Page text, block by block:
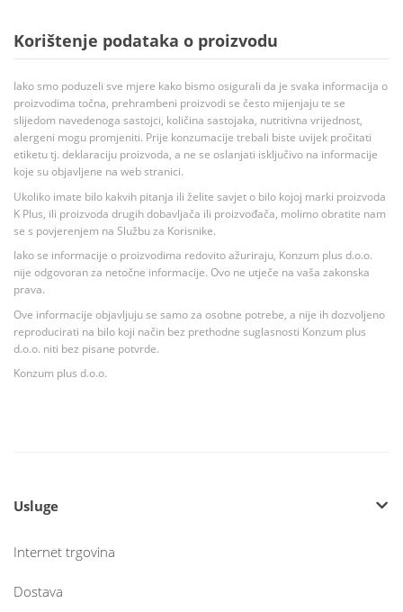
Korištenje podataka o proizvodu
Iako smo poduzeli sve mjere kako bismo osigurali da je svaka informacija o
proizvodima točna, prehrambeni proizvodi se često mijenjaju te se
slijedom navedenoga sastojci, količina sastojaka, nutritivna vrijednost,
alergeni mogu promjeniti. Prije konzumacije trebali biste uvijek pročitati
etiketu tj. deklaraciju proizvoda, a ne se oslanjati isključivo na informacije
koje su objavljene na web stranici.
Ukoliko imate bilo kakvih pitanja ili želite savjet o bilo kojoj marki proizvoda
K Plus, ili proizvoda drugih dobavljača ili proizvođača, molimo obratite nam
se s povjerenjem na Službu za Korisnike.
Iako se informacije o proizvodima redovito ažuriraju, Konzum plus d.o.o.
nije odgovoran za netočne informacije. Ovo ne utječe na vaša zakonska
prava.
Ove informacije objavljuju se samo za osobne potrebe, a nije ih dozvoljeno
reproducirati na bilo koji način bez prethodne suglasnosti Konzum plus
d.o.o. niti bez pisane potvrde.
Konzum plus d.o.o.
Usluge
Internet trgovina
Dostava